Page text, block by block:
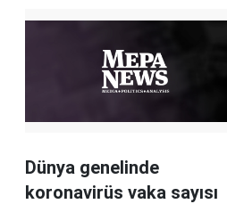
Dünya genelinde
koronavirüs vaka sayısı